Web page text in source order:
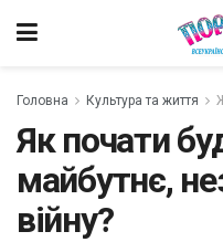
Головна Культура та життя
Як почати
майбутнє,
війну?